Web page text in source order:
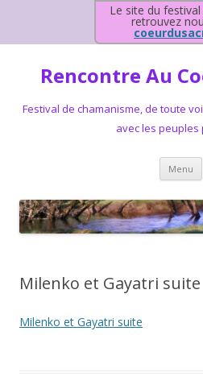
Le site du
retrouvez
Rencontre Au
Festival de chamanisme, de toute
avec les peuples
Menu
Milenko et Gayatri suite
Milenko et Gayatri suite